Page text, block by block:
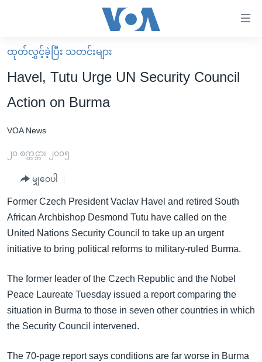
လွယ်ကူ
စေ
သည့်
များ
ပင်မ
ကျော်
ကြည့်
ရန်
ပင်မ
ညွန်း
စာမျက်နှာ
သို့
ကျော်
ရန်
မူလစာမျက်နှာ
မြန်မာ
ကမ္ဘာ့သတင်းများ
အစ္စရေး-ပါလက်စတိုင်း
အင်္ဂလိပ်စာလေ့လာမယ်
မကြေးမုံရဲ့ အင်္ဂလိပ်စာ
ရုပ်ရှင်ထဲက အင်္ဂလိပ်စာ
ရေဒီယို
တီဗွီ
ရေဒီယိုနှင့်ရုပ်သံ အချက်အလက်များ
ရေဒီယို/တီဗွီအစီအစဉ်
Learning English
ဗွီအိုအေ လူမှုကွန်ယက်များ
ထုတ်လွှင့်ခဲ့ပြီး သတင်းများ
Havel, Tutu Urge UN Security Council
Action on Burma
VOA News
၂၀ စက္တင္ဘာ၊ ၂၀၀၅
မျှဝေပါ
Former Czech President Vaclav Havel and retired South
African Archbishop Desmond Tutu have called on the
United Nations Security Council to take up an urgent
initiative to bring political reforms to military-ruled Burma.
The former leader of the Czech Republic and the Nobel
Peace Laureate Tuesday issued a report comparing the
situation in Burma to those in seven other countries in which
the Security Council intervened.
The 70-page report says conditions are far worse in Burma